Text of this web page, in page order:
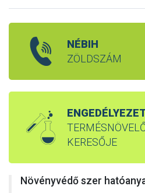
NÉBIH
ZÖLDSZÁM
KERESŐJE
Növényvédő szer